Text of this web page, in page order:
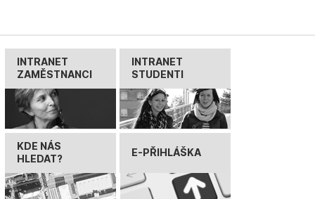
INTRANET
ZAMĚSTNANCI
INTRANET
STUDENTI
KDE NÁS
HLEDAT?
E-PŘIHLÁŠKA